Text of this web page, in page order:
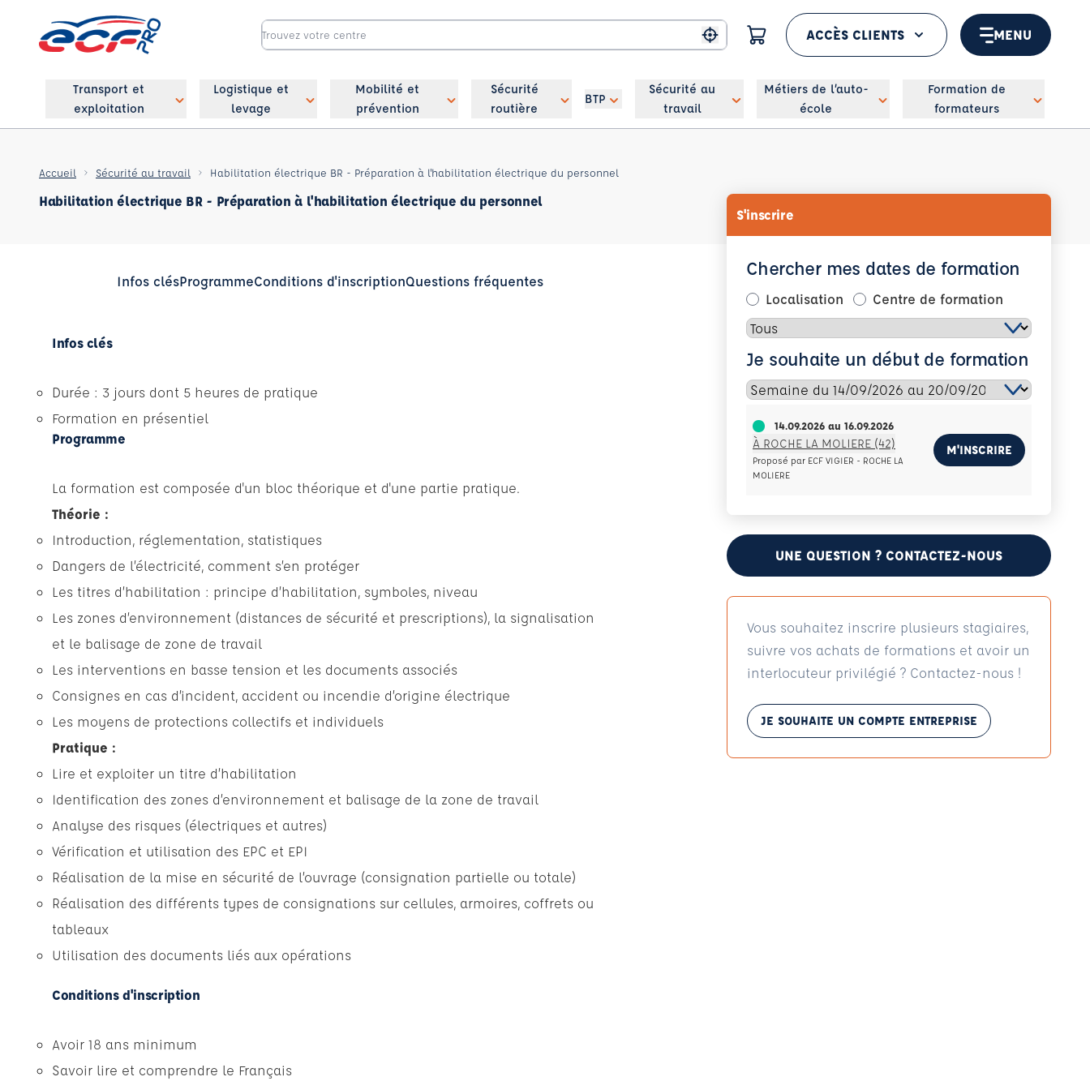
Me géolocaliser
ACCÈS CLIENTS MENU
Transport et
exploitation
Logistique et
levage
Mobilité et
prévention
Sécurité
routière
BTP
Sécurité au
travail
Métiers de l’auto-
école
Formation de
formateurs
Accueil Sécurité au travail Habilitation électrique BR - Préparation à l'habilitation électrique du personnel
Habilitation électrique BR - Préparation à l'habilitation électrique du personnel
Infos clésProgrammeConditions d'inscriptionQuestions fréquentes
Infos clés
Durée : 3 jours dont 5 heures de pratique
Formation en présentiel
Programme
La formation est composée d'un bloc théorique et d'une partie pratique.
Théorie :
Introduction, réglementation, statistiques
Dangers de l’électricité, comment s’en protéger
Les titres d’habilitation : principe d’habilitation, symboles, niveau
Les zones d’environnement (distances de sécurité et prescriptions), la signalisation
et le balisage de zone de travail
Les interventions en basse tension et les documents associés
Consignes en cas d’incident, accident ou incendie d’origine électrique
Les moyens de protections collectifs et individuels
Pratique :
Lire et exploiter un titre d’habilitation
Identification des zones d’environnement et balisage de la zone de travail
Analyse des risques (électriques et autres)
Vérification et utilisation des EPC et EPI
Réalisation de la mise en sécurité de l’ouvrage (consignation partielle ou totale)
Réalisation des différents types de consignations sur cellules, armoires, coffrets ou
tableaux
Utilisation des documents liés aux opérations
Conditions d'inscription
Avoir 18 ans minimum
Savoir lire et comprendre le Français
S'inscrire
Chercher mes dates de formation
Localisation Centre de formation
Je souhaite un début de formation
14.09.2026 au 16.09.2026
À ROCHE LA MOLIERE (42)
Proposé par ECF VIGIER - ROCHE LA
MOLIERE
M'INSCRIRE
UNE QUESTION ? CONTACTEZ-NOUS
Vous souhaitez inscrire plusieurs stagiaires,
suivre vos achats de formations et avoir un
interlocuteur privilégié ? Contactez-nous !
JE SOUHAITE UN COMPTE ENTREPRISE